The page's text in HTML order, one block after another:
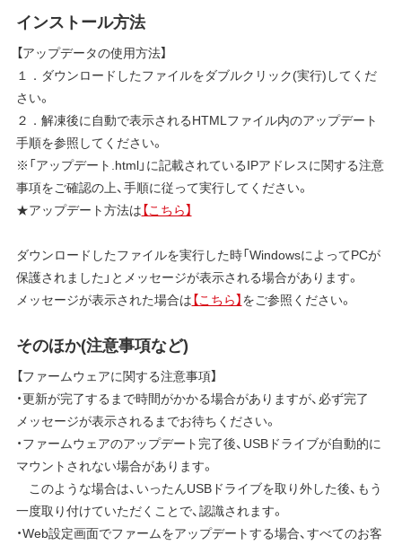
インストール方法
【アップデータの使用方法】
１．ダウンロードしたファイルをダブルクリック(実行)してくだ
さい。
２．解凍後に自動で表示されるHTMLファイル内のアップデート
手順を参照してください。
※「アップデート.html」に記載されているIPアドレスに関する注意
事項をご確認の上、手順に従って実行してください。
★アップデート方法は【こちら】
ダウンロードしたファイルを実行した時「WindowsによってPCが
保護されました」とメッセージが表示される場合があります。
メッセージが表示された場合は【こちら】をご参照ください。
そのほか(注意事項など)
【ファームウェアに関する注意事項】
・更新が完了するまで時間がかかる場合がありますが、必ず完了
メッセージが表示されるまでお待ちください。
・ファームウェアのアップデート完了後、USBドライブが自動的に
マウントされない場合があります。
このような場合は、いったんUSBドライブを取り外した後、もう
一度取り付けていただくことで、認識されます。
・Web設定画面でファームをアップデートする場合、すべてのお客